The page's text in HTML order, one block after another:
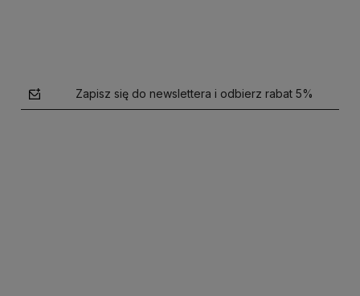
Zapisz się do newslettera i odbierz rabat 5%